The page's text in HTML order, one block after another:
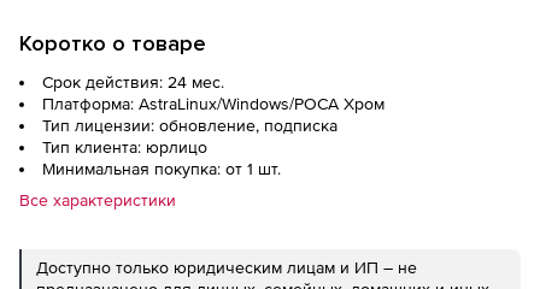
Коротко о товаре
Срок действия: 24 мес.
Платформа: AstraLinux/Windows/РОСА Хром
Тип лицензии: обновление, подписка
Тип клиента: юрлицо
Минимальная покупка: от 1 шт.
Все характеристики
Доступно только юридическим лицам и ИП – не